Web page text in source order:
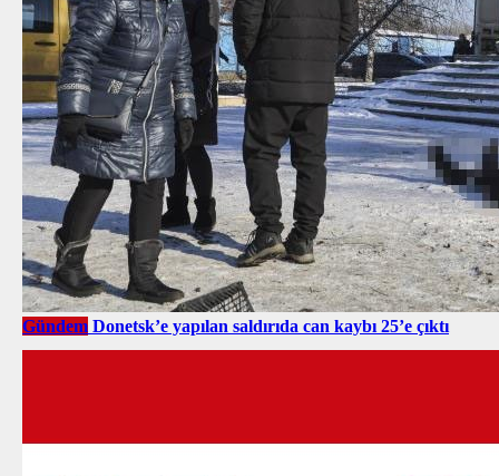
Gündem Donetsk’e yapılan saldırıda can kaybı 25’e çıktı